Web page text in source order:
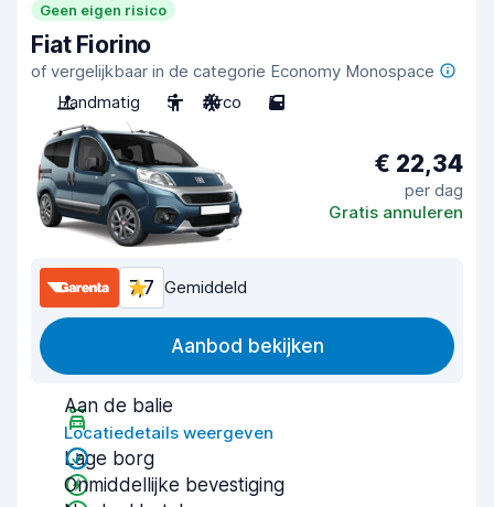
Geen eigen risico
Fiat Fiorino
of vergelijkbaar in de categorie Economy Monospace
Handmatig
5 Airco 5
€ 22,34
per dag
Gratis annuleren
7,7 Gemiddeld
Aanbod bekijken
Aan de balie
Locatiedetails weergeven
Lage borg
Onmiddellijke bevestiging